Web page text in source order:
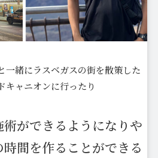
一緒にラスベガスの街を散策した
キャニオンに行ったり
ができるようになりや
間を作ることができる